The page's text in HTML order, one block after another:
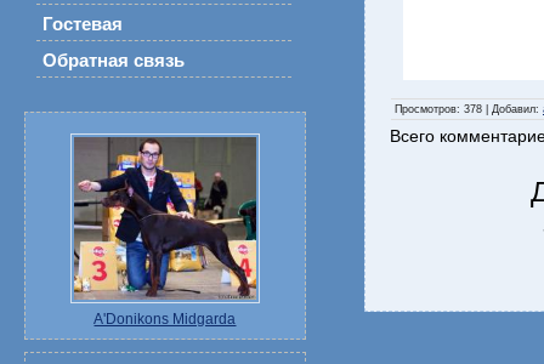
Гостевая
Обратная связь
A'Donikons Midgarda
Просмотров: 378 | Добавил:
Всего